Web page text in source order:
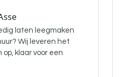
laten leegmaken
Wij leveren het
klaar voor een